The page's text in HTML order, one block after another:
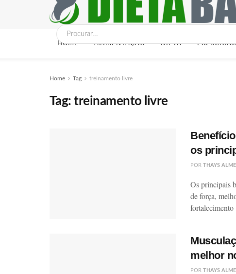
HOME ALIMENTAÇÃO DIETA
Home Tag treinamento livre
Tag:treinamento livre
os
POR THAYS
Os principais
de força,
fortalecimento
melhor
POR THAYS